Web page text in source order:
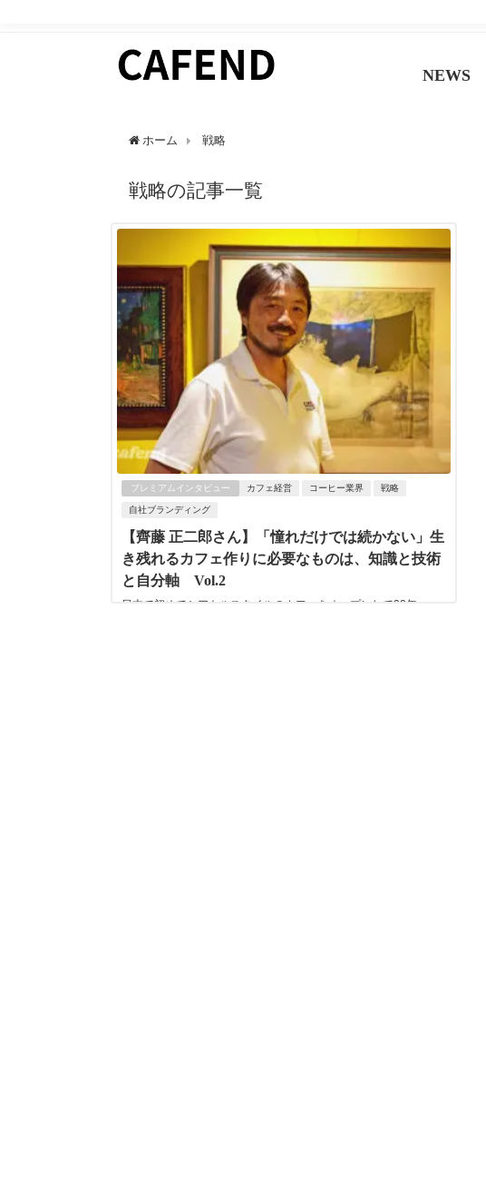
NEWS
ホーム 戦略
戦略の記事一覧
プレミアムインタビュー カフェ経営 コーヒー業界 戦略
自社ブランディング
【齊藤 正二郎さん】「憧れだけでは続かない」生
き残れるカフェ作りに必要なものは、知識と技術
と自分軸 Vol.2
日本で初めてシアトルスタイルのカフェをオープンして22年。エ